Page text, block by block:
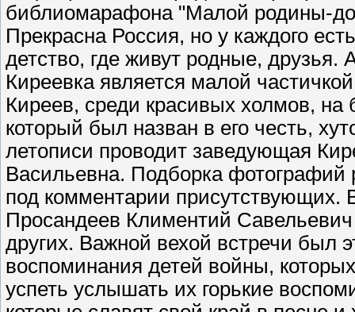
библиомарафона "Малой родины-
Прекрасна Россия, но у каждого
детство, где живут родные,
Киреевка является малой
Киреев, среди красивых холмов, на
который был назван в его честь,
летописи проводит заведующая
Васильевна. Подборка
под комментарии присутствующих.
Просандеев Климентий
других. Важной вехой встречи был
воспоминания детей войны,
успеть услышать их горькие